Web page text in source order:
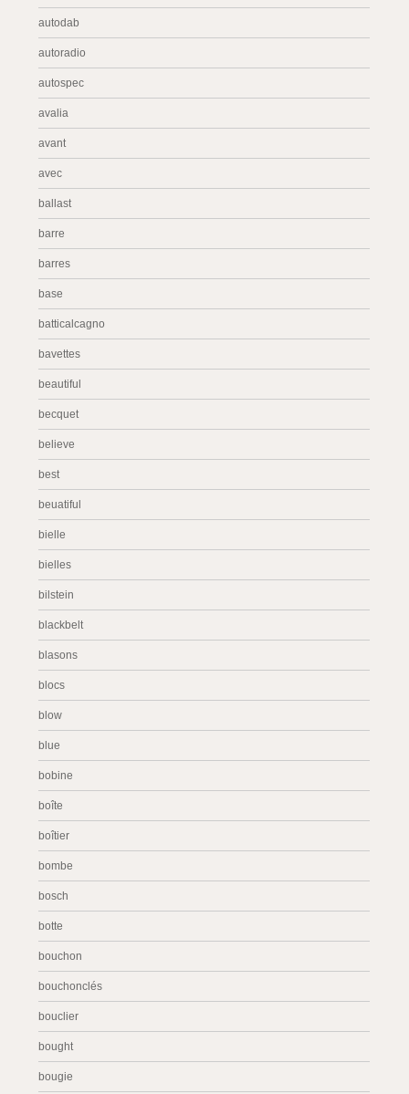
autodab
autoradio
autospec
avalia
avant
avec
ballast
barre
barres
base
batticalcagno
bavettes
beautiful
becquet
believe
best
beuatiful
bielle
bielles
bilstein
blackbelt
blasons
blocs
blow
blue
bobine
boîte
boîtier
bombe
bosch
botte
bouchon
bouchonclés
bouclier
bought
bougie